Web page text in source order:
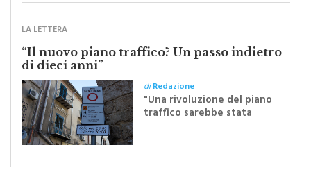
“Il nuovo piano traffico? Un passo indietro
di dieci anni”
"Una rivoluzione del piano
traffico sarebbe stata
efficace se preceduta da
una rivoluzione culturale"